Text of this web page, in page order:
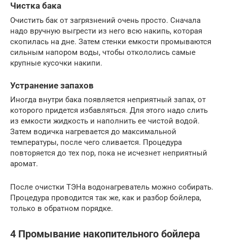
Чистка бака
Очистить бак от загрязнений очень просто. Сначала
надо вручную выгрести из него всю накипь, которая
скопилась на дне. Затем стенки емкости промываются
сильным напором воды, чтобы откололись самые
крупные кусочки накипи.
Устранение запахов
Иногда внутри бака появляется неприятный запах, от
которого придется избавляться. Для этого надо слить
из емкости жидкость и наполнить ее чистой водой.
Затем водичка нагревается до максимальной
температуры, после чего сливается. Процедура
повторяется до тех пор, пока не исчезнет неприятный
аромат.
После очистки ТЭНа водонагреватель можно собирать.
Процедура проводится так же, как и разбор бойлера,
только в обратном порядке.
4 Промывание накопительного бойлера